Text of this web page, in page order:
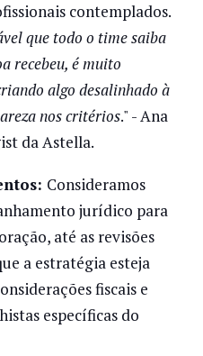
contemplados.
que todo o time saiba
recebeu, é muito
algo desalinhado à
nos critérios." - Ana
da Astella.
Consideramos
jurídico para
até as revisões
a estratégia esteja
fiscais e
específicas do